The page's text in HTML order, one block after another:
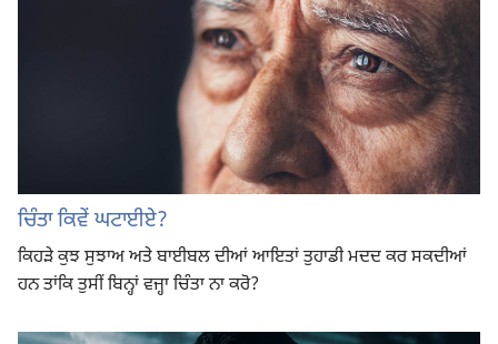
ਚਿੰਤਾ ਕਿਵੇਂ ਘਟਾਈਏ?
ਕਿਹੜੇ ਕੁਝ ਸੁਝਾਅ ਅਤੇ ਬਾਈਬਲ ਦੀਆਂ ਆਇਤਾਂ ਤੁਹਾਡੀ ਮਦਦ ਕਰ ਸਕਦੀਆਂ
ਹਨ ਤਾਂਕਿ ਤੁਸੀਂ ਬਿਨ੍ਹਾਂ ਵਜ੍ਹਾ ਚਿੰਤਾ ਨਾ ਕਰੋ?